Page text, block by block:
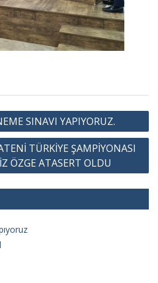
SINAVI YAPIYORUZ.
TÜRKİYE ŞAMPİYONASI
ÖZGE ATASERT OLDU